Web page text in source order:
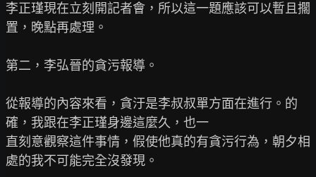
李正瑾現在立刻開記者會，所以這一題應該可以暫且擱
置，晚點再處理。
第二，李弘晉的貪污報導。
從報導的內容來看，貪汙是李叔叔單方面在進行。的
確，我跟在李正瑾身邊這麼久，也一
直刻意觀察這件事情，假使他真的有貪污行為，朝夕相
處的我不可能完全沒發現。